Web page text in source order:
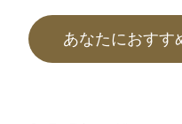
あなたにおすす